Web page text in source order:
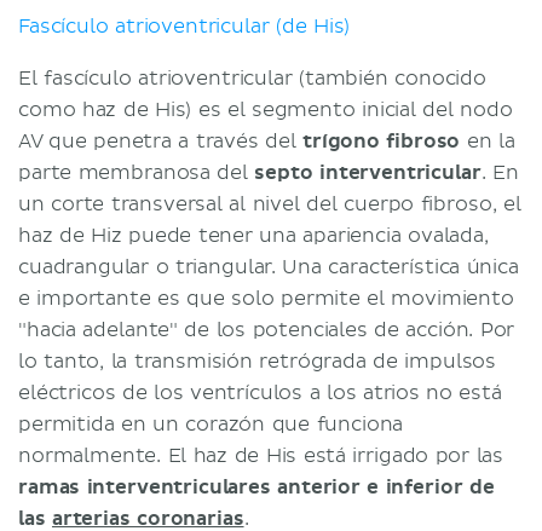
Fascículo atrioventricular (de His)
El fascículo atrioventricular (también conocido
como haz de His) es el segmento inicial del nodo
AV que penetra a través deltrígono fibroso en la
parte membranosa del septo interventricular. En
un corte transversal al nivel del cuerpo fibroso, el
haz de Hiz puede tener una apariencia ovalada,
cuadrangular o triangular. Una característica única
e importante es que solo permite el movimiento
"hacia adelante" de los potenciales de acción. Por
lo tanto, la transmisión retrógrada de impulsos
eléctricos de los ventrículos a los atrios no está
permitida en un corazón que funciona
normalmente. El haz de His está irrigado por las
ramas interventriculares anterior e inferior de
las arterias coronarias.